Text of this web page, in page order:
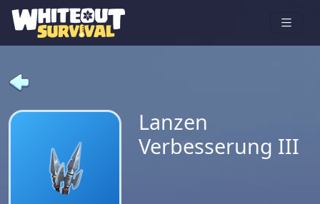
Lanzen
Verbesserung III